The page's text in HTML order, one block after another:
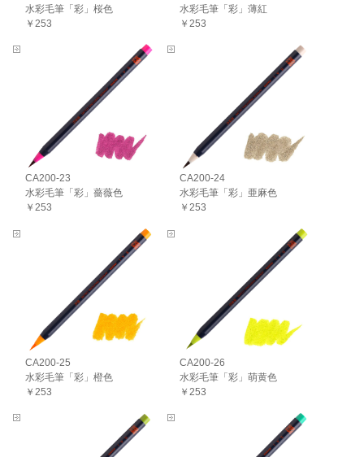
水彩毛筆「彩」桜色
￥253
水彩毛筆「彩」薄紅
￥253
CA200-23
水彩毛筆「彩」薔薇色
￥253
CA200-24
水彩毛筆「彩」亜麻色
￥253
CA200-25
水彩毛筆「彩」橙色
￥253
CA200-26
水彩毛筆「彩」萌黄色
￥253